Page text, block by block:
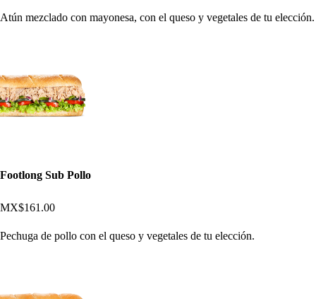
Atún mezclado con mayonesa, con el queso y vegetales de tu elección.
Footlong Sub Pollo
MX$161.00
Pechuga de pollo con el queso y vegetales de tu elección.